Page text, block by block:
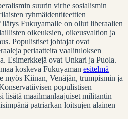
suurin virhe sosialismin
ryhmäidentiteettien
Fukuyamalle on ollut liberaalien
oikeuksien, oikeusvaltion ja
Populistiset johtajat ovat
periaatteita vaalituloksen
Esimerkkejä ovat Unkari ja Puola.
koskeva Fukuyaman esitelmä
myös Kiinan, Venäjän, trumpismin ja
populistisen
lisätä maailmanlaajuiset militantin
patriarkan loitsujen alainen